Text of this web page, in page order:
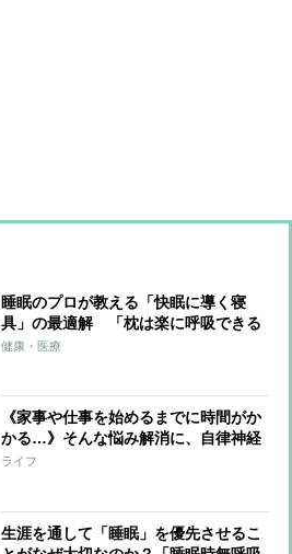
睡眠のプロが教える「快眠に導く寝
具」の最適解 「枕は楽に呼吸できる
高さを」「室内の温度は涼しいくらい
健康・医療
《家事や仕事を始めるまでに時間がか
かる…》そんな悩み解消に、自律神経
の名医が伝授する集中力UPの「ワンツ
ライフ
生涯を通して「睡眠」を優先させるこ